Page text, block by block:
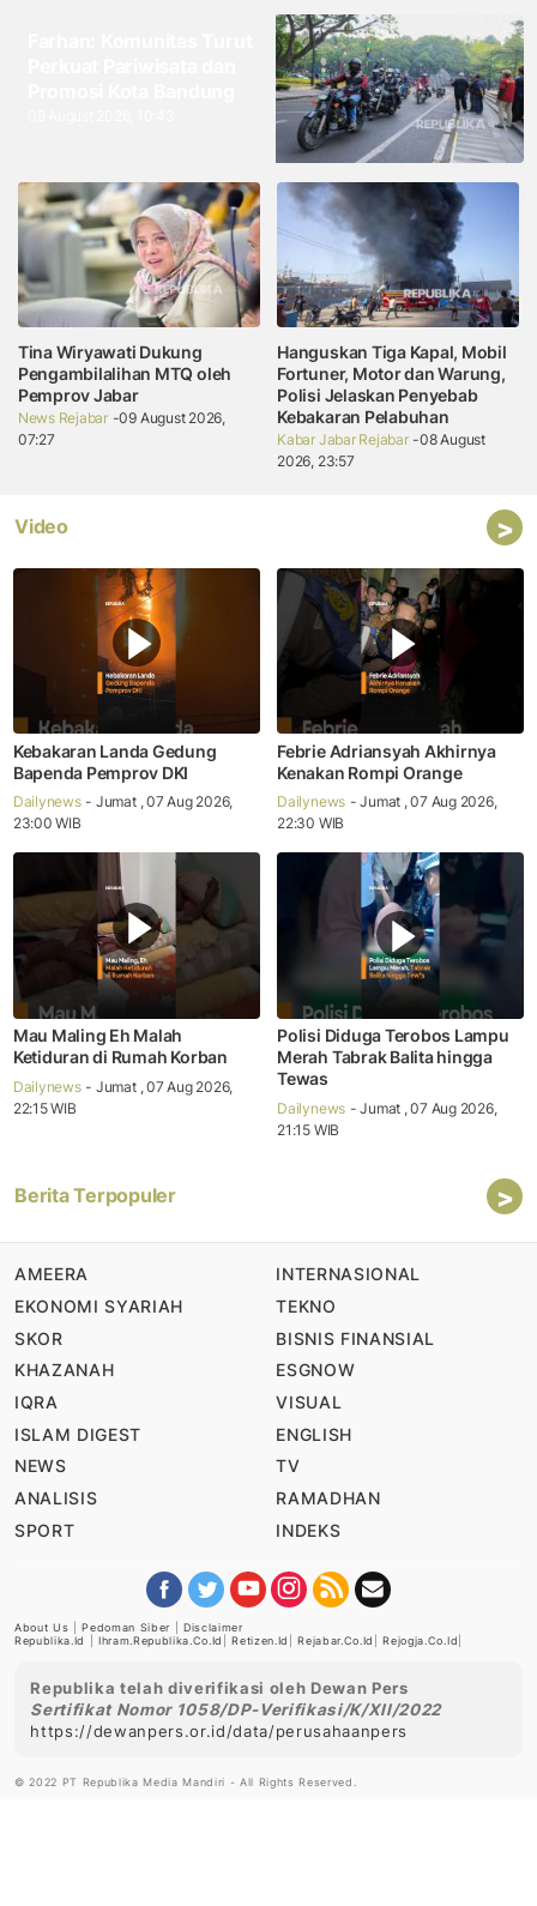
Tina Wiryawati Dukung
Pengambilalihan MTQ oleh
Pemprov Jabar
News Rejabar -09 August 2026,
07:27
Hanguskan Tiga Kapal, Mobil
Fortuner, Motor dan Warung,
Polisi Jelaskan Penyebab
Kebakaran Pelabuhan
Kabar Jabar Rejabar -08 August
2026, 23:57
Video >
Kebakaran Landa Gedung
Bapenda Pemprov DKI
Dailynews - Jumat , 07 Aug 2026,
23:00 WIB
Febrie Adriansyah Akhirnya
Kenakan Rompi Orange
Dailynews - Jumat , 07 Aug 2026,
22:30 WIB
Mau Maling Eh Malah
Ketiduran di Rumah Korban
Dailynews - Jumat , 07 Aug 2026,
22:15 WIB
Polisi Diduga Terobos Lampu
Merah Tabrak Balita hingga
Tewas
Dailynews - Jumat , 07 Aug 2026,
21:15 WIB
Berita Terpopuler >
AMEERA
EKONOMI SYARIAH
SKOR
KHAZANAH
IQRA
ISLAM DIGEST
NEWS
ANALISIS
SPORT
INTERNASIONAL
TEKNO
BISNIS FINANSIAL
ESGNOW
VISUAL
ENGLISH
TV
RAMADHAN
INDEKS
About Us Pedoman Siber
Disclaimer
Republika.id
Ihram.republika.co.id Retizen.id Rejabar.co.id Rejogja.co.id
Republika telah diverifikasi oleh Dewan Pers
Sertifikat Nomor 1058/DP-Verifikasi/K/XII/2022
https://dewanpers.or.id/data/perusahaanpers
© 2022 PT Republika Media Mandiri - All Rights Reserved.